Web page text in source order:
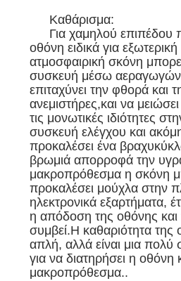
Καθάρισμα:
Για χαμηλού επιπέδου
οθόνη ειδικά για
ατμοσφαιρική σκόνη
συσκευή μέσω
επιταχύνει την φθορά και
ανεμιστήρες,και να
τις μονωτικές ιδιότητες
συσκευή ελέγχου και
προκαλέσει ένα
βρωμιά απορροφά την
μακροπρόθεσμα η σκόνη
προκαλέσει μούχλα στην
ηλεκτρονικά εξαρτήματα,
η απόδοση της οθόνης
συμβεί.Η καθαριότητα της
απλή, αλλά είναι μια πολύ
για να διατηρήσει η
μακροπρόθεσμα..